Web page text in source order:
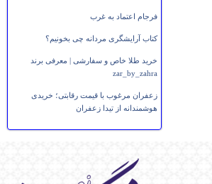
فرجام اعتماد به غرب
کتاب آرایشگری مردانه چی بخونیم؟
خرید طلا خاص و سفارشی | معرفی برند
zar_by_zahra
زعفران مرغوب با قیمت رقابتی؛ خریدی
هوشمندانه از تیدا زعفران